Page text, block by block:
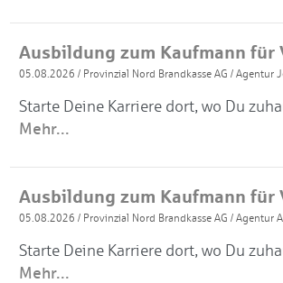
05.08.2026 / Provinzial Nord Brandkasse AG /Agentur
Starte Deine Karriere dort, wo Du
Mehr...
05.08.2026 / Provinzial Nord Brandkasse AG /Agentur
Starte Deine Karriere dort, wo Du
Mehr...